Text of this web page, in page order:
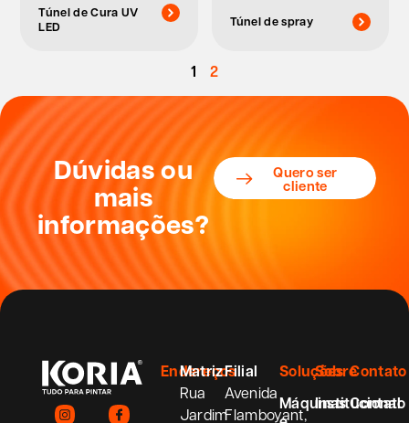
Túnel de Cura UV
LED
Túnel de spray
1 2
Dúvidas ou
mais
informações?
Quero ser
cliente
Endereços
Matriz
Rua
Jardim
Filial
Avenida
Flamboyant,
Soluções
Máquinas
Sobre
Institucional
Contato
Contato